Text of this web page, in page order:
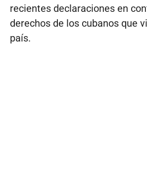
recientes declaraciones en
derechos de los cubanos que
país.